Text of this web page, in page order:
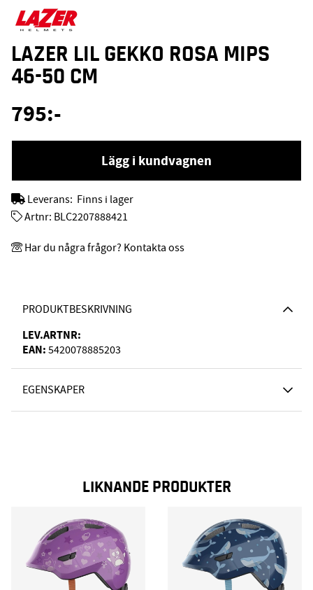
PRODUKTBESKRIVNING
LEV.ARTNR:
EAN: 5420078885203
EGENSKAPER
LAZER LIL GEKKO ROSA MIPS
46-50 CM
795:-
Lägg i kundvagnen
Leverans: Finns i lager
Artnr: BLC2207888421
Har du några frågor? Kontakta oss
LIKNANDE PRODUKTER